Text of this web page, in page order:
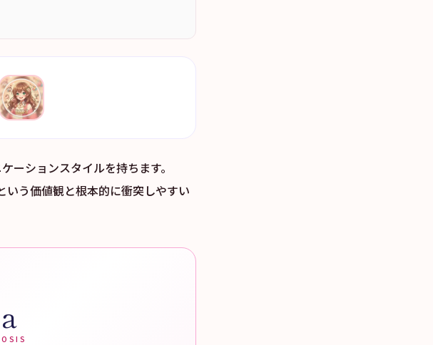
ーションスタイルを持ちます。
いう価値観と根本的に衝突しやすい